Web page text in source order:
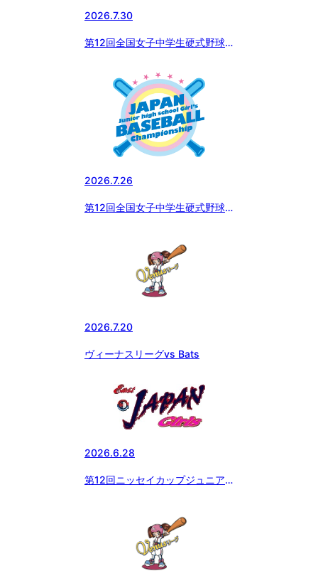
2026.7.30
第12回全国女子中学生硬式野球
2026.7.26
第12回全国女子中学生硬式野球
2026.7.20
ヴィーナスリーグvs Bats
2026.6.28
第12回ニッセイカップジュニア